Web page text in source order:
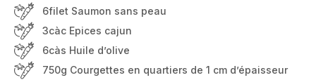
6filet Saumon sans peau
3càc Epices cajun
6càs Huile d’olive
750g Courgettes en quartiers de 1 cm d’épaisseur